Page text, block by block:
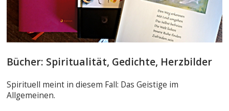
Bücher: Spiritualität, Gedichte, Herzbilder
Spirituell meint in diesem Fall: Das Geistige im
Allgemeinen.